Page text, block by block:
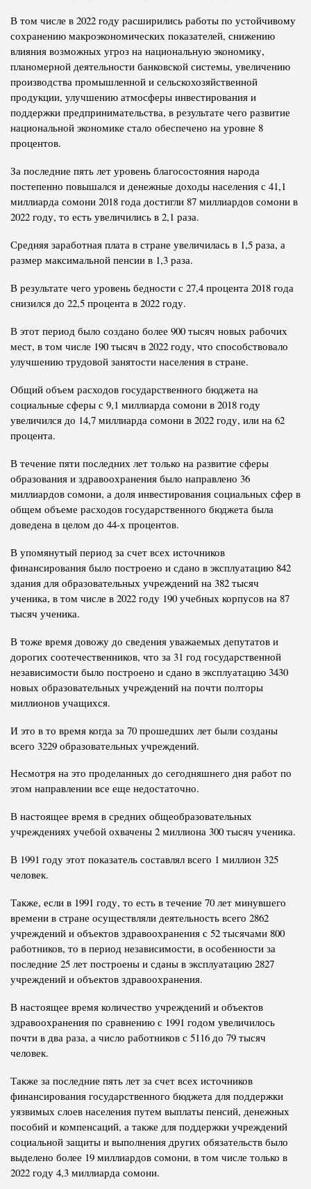
В том числе в 2022 году расширились работы по устойчивому
сохранению макроэкономических показателей, снижению
влияния возможных угроз на национальную экономику,
планомерной деятельности банковской системы, увеличению
производства промышленной и сельскохозяйственной
продукции, улучшению атмосферы инвестирования и
поддержки предпринимательства, в результате чего развитие
национальной экономике стало обеспечено на уровне 8
процентов.
За последние пять лет уровень благосостояния народа
постепенно повышался и денежные доходы населения с 41,1
миллиарда сомони 2018 года достигли 87 миллиардов сомони в
2022 году, то есть увеличились в 2,1 раза.
Средняя заработная плата в стране увеличилась в 1,5 раза, а
размер максимальной пенсии в 1,3 раза.
В результате чего уровень бедности с 27,4 процента 2018 года
снизился до 22,5 процента в 2022 году.
В этот период было создано более 900 тысяч новых рабочих
мест, в том числе 190 тысяч в 2022 году, что способствовало
улучшению трудовой занятости населения в стране.
Общий объем расходов государственного бюджета на
социальные сферы с 9,1 миллиарда сомони в 2018 году
увеличился до 14,7 миллиарда сомони в 2022 году, или на 62
процента.
В течение пяти последних лет только на развитие сферы
образования и здравоохранения было направлено 36
миллиардов сомони, а доля инвестирования социальных сфер в
общем объеме расходов государственного бюджета была
доведена в целом до 44-х процентов.
В упомянутый период за счет всех источников
финансирования было построено и сдано в эксплуатацию 842
здания для образовательных учреждений на 382 тысяч
ученика, в том числе в 2022 году 190 учебных корпусов на 87
тысяч ученика.
В тоже время довожу до сведения уважаемых депутатов и
дорогих соотечественников, что за 31 год государственной
независимости было построено и сдано в эксплуатацию 3430
новых образовательных учреждений на почти полторы
миллионов учащихся.
И это в то время когда за 70 прошедших лет были созданы
всего 3229 образовательных учреждений.
Несмотря на это проделанных до сегодняшнего дня работ по
этом направлении все еще недостаточно.
В настоящее время в средних общеобразовательных
учреждениях учебой охвачены 2 миллиона 300 тысяч ученика.
В 1991 году этот показатель составлял всего 1 миллион 325
человек.
Также, если в 1991 году, то есть в течение 70 лет минувшего
времени в стране осуществляли деятельность всего 2862
учреждений и объектов здравоохранения с 52 тысячами 800
работников, то в период независимости, в особенности за
последние 25 лет построены и сданы в эксплуатацию 2827
учреждений и объектов здравоохранения.
В настоящее время количество учреждений и объектов
здравоохранения по сравнению с 1991 годом увеличилось
почти в два раза, а число работников с 5116 до 79 тысяч
человек.
Также за последние пять лет за счет всех источников
финансирования государственного бюджета для поддержки
уязвимых слоев населения путем выплаты пенсий, денежных
пособий и компенсаций, а также для поддержки учреждений
социальной защиты и выполнения других обязательств было
выделено более 19 миллиардов сомони, в том числе только в
2022 году 4,3 миллиарда сомони.